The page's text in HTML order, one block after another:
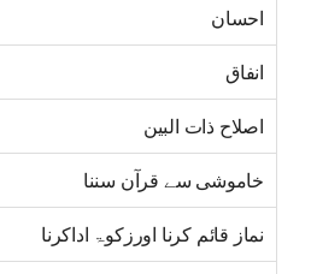
احسان
انفاق
اصلاح ذات البین
خاموشی سے قرآن سننا
نماز قائم کرنا اورزکوۃ اداکرنا